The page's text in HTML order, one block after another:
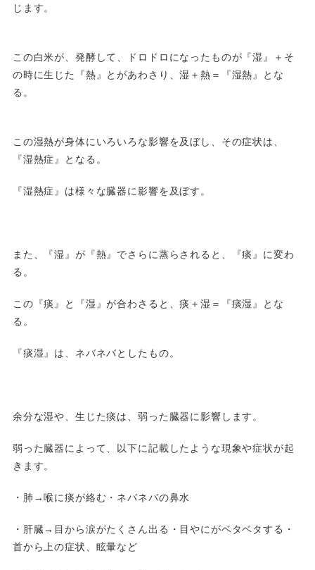
じます。
この白米が、発酵して、ドロドロになったものが『湿』＋そ
の時に生じた『熱』とがあわさり、湿＋熱＝『湿熱』とな
る。
この湿熱が身体にいろいろな影響を及ぼし、その症状は、
『湿熱症』となる。
『湿熱症』は様々な臓器に影響を及ぼす。
また、『湿』が『熱』でさらに蒸らされると、『痰』に変わ
る。
この『痰』と『湿』が合わさると、痰＋湿＝『痰湿』とな
る。
『痰湿』は、ネバネバとしたもの。
余分な湿や、生じた痰は、弱った臓器に影響します。
弱った臓器によって、以下に記載したような現象や症状が起
きます。
・肺→喉に痰が絡む・ネバネバの鼻水
・肝臓→目から涙がたくさん出る・目やにがベタベタする・
首から上の症状、眩暈など